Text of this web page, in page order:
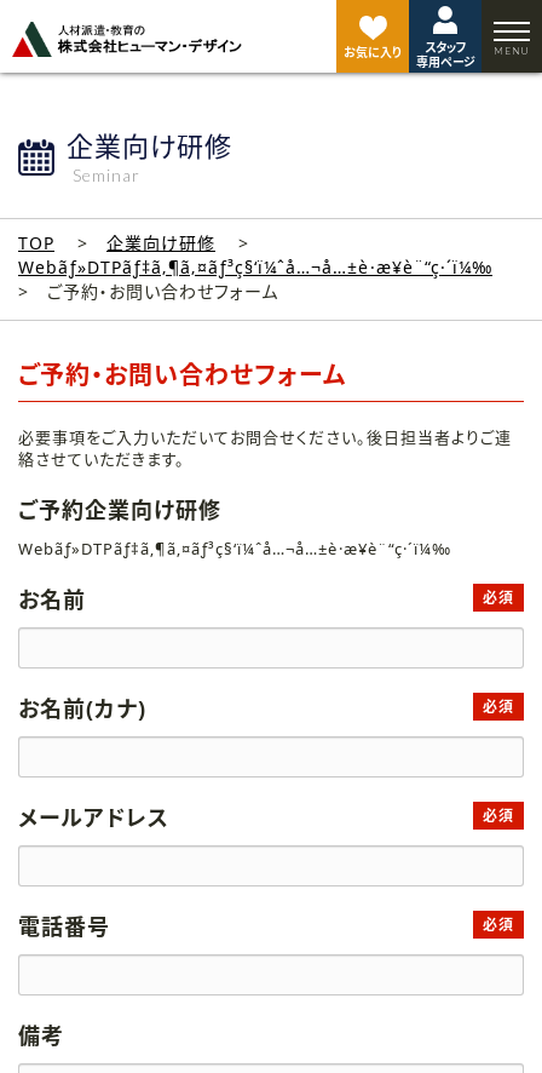
お気に入り
スタッフ
専用ページ
企業向け研修
Seminar
TOP
企業向け研修
Webãƒ»DTPãƒ‡ã‚¶ã‚¤ãƒ³ç§‘ï¼ˆå…¬å…±è·æ¥­è¨“ç·´ï¼‰
ご予約・お問い合わせフォーム
ご予約・お問い合わせフォーム
必要事項をご入力いただいてお問合せください。後日担当者よりご連
絡させていただきます。
ご予約企業向け研修
Webãƒ»DTPãƒ‡ã‚¶ã‚¤ãƒ³ç§‘ï¼ˆå…¬å…±è·æ¥­è¨“ç·´ï¼‰
お名前 必須
お名前(カナ) 必須
メールアドレス 必須
電話番号 必須
備考
ジ
ト